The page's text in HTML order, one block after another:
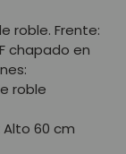
roble. Frente:
chapado en
roble
Alto 60 cm